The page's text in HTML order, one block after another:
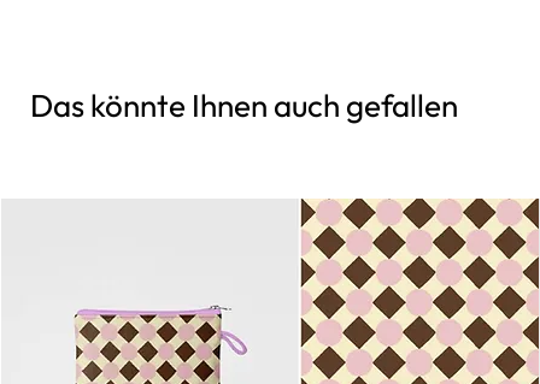
Das könnte Ihnen auch gefallen